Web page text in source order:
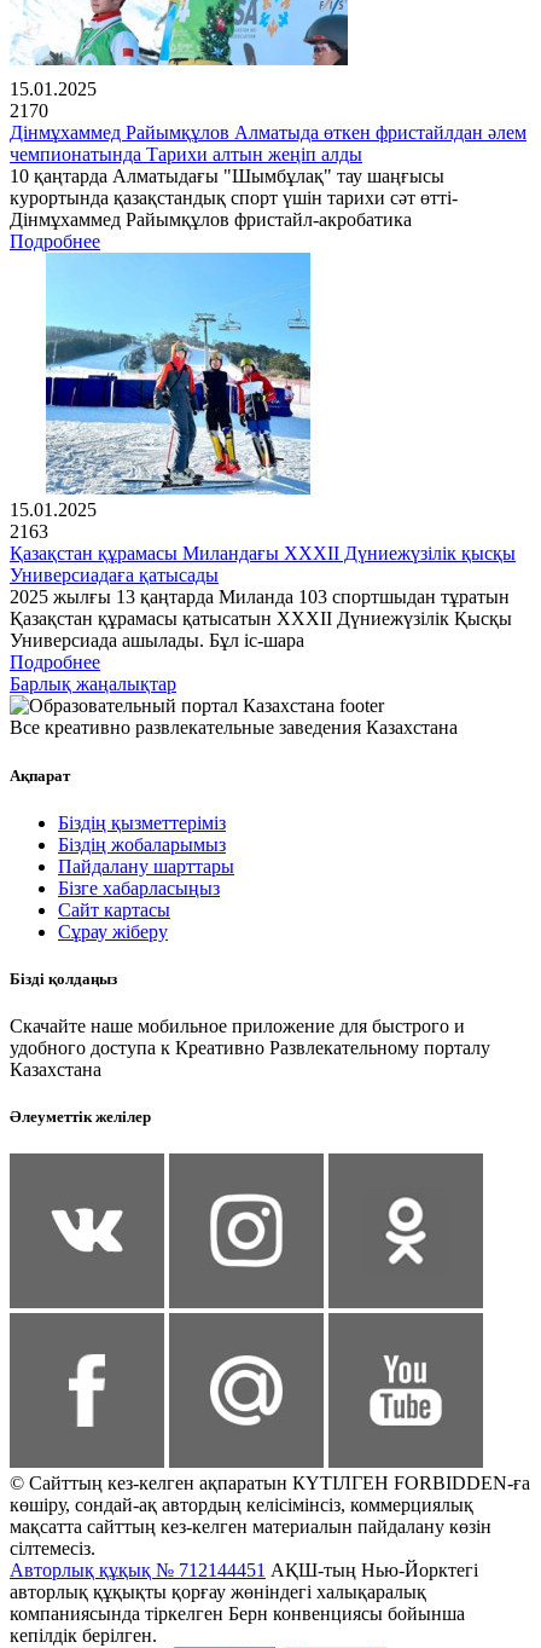
15.01.2025
2170
Дінмұхаммед Райымқұлов Алматыда өткен фристайлдан әлем
чемпионатында Тарихи алтын жеңіп алды
10 қаңтарда Алматыдағы "Шымбұлақ" тау шаңғысы
курортында қазақстандық спорт үшін тарихи сәт өтті-
Дінмұхаммед Райымқұлов фристайл-акробатика
Подробнее
15.01.2025
2163
Қазақстан құрамасы Миландағы XXXII Дүниежүзілік қысқы
Универсиадаға қатысады
2025 жылғы 13 қаңтарда Миланда 103 спортшыдан тұратын
Қазақстан құрамасы қатысатын XXXII Дүниежүзілік Қысқы
Универсиада ашылады. Бұл іс-шара
Подробнее
Барлық жаңалықтар
Все креативно развлекательные заведения Казахстана
Ақпарат
Біздің қызметтеріміз
Біздің жобаларымыз
Пайдалану шарттары
Бізге хабарласыңыз
Сайт картасы
Сұрау жіберу
Бізді қолдаңыз
Скачайте наше мобильное приложение для быстрого и
удобного доступа к Креативно Развлекательному порталу
Казахстана
Әлеуметтік желілер
© Сайттың кез-келген ақпаратын КҮТІЛГЕН FORBIDDEN-ға
көшіру, сондай-ақ автордың келісімінсіз, коммерциялық
мақсатта сайттың кез-келген материалын пайдалану көзін
сілтемесіз.
Авторлық құқық № 712144451 АҚШ-тың Нью-Йорктегі
авторлық құқықты қорғау жөніндегі халықаралық
компаниясында тіркелген Берн конвенциясы бойынша
кепілдік берілген.